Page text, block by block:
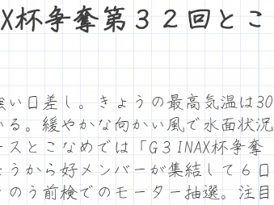
杯争奪第３２回とこ
日差し。きょうの最高気温は30
。緩やかな向かい風で水面状況
とこなめでは「G３INAX杯争奪
から好メンバーが集結して６日
う前検でのモーター抽選。注目